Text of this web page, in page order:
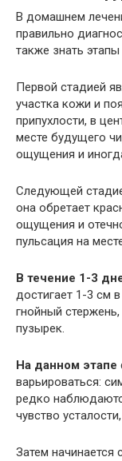
В домашнем
правильно
также знать этапы
Первой стадией
участка кожи и
припухлости, в
месте будущего
ощущения и
Следующей
она обретает
ощущения и
пульсация на
В течение 1-3
достигает 1-3 см
гнойный
пузырек.
На данном этапе
варьироваться:
редко
чувство
Затем начинается